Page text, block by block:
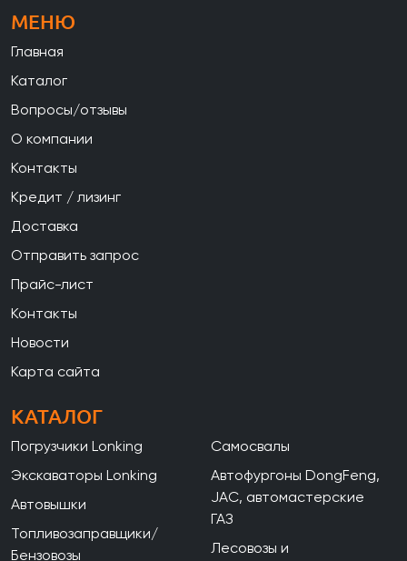
МЕНЮ
Главная
Каталог
Вопросы/отзывы
О компании
Контакты
Кредит / лизинг
Доставка
Отправить запрос
Прайс-лист
Контакты
Новости
Карта сайта
КАТАЛОГ
Погрузчики Lonking
Экскаваторы Lonking
Автовышки
Топливозаправщики/
Бензовозы
Самосвалы
Автофургоны DongFeng,
JAC, автомастерские
ГАЗ
Лесовозы и